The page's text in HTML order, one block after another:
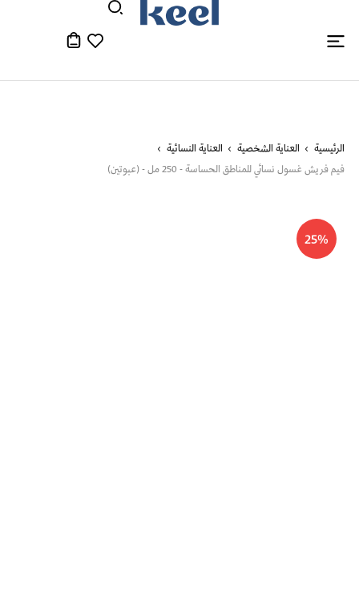
الرئيسية العناية الشخصية
العناية النسائية
فيم فريش غسول نسائي للمناطق الحساسة - 250 مل - (عبوتين)
25%